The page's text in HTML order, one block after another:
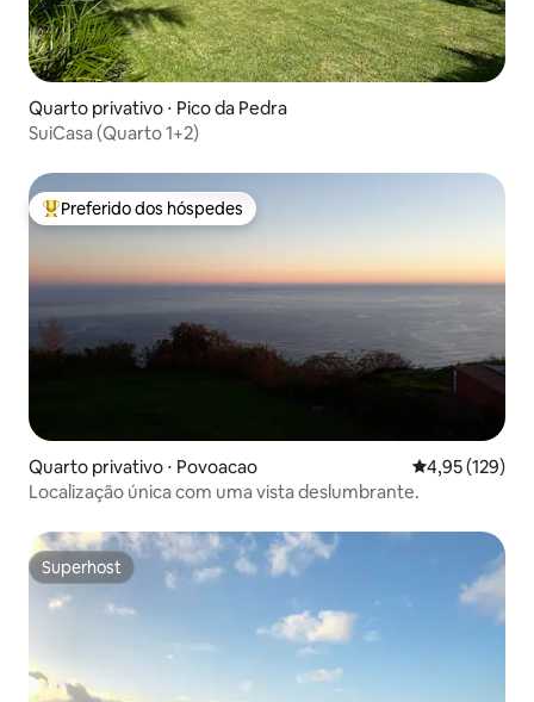
Quarto privativo ⋅ Pico da Pedra
SuiCasa (Quarto 1+2)
Entre os melhores preferidos dos hóspedes
Preferido dos hóspedes
Quarto privativo ⋅ Povoacao 4,95 de uma
4,95 (129)
Localização única com uma vista deslumbrante.
Superhost
Superhost